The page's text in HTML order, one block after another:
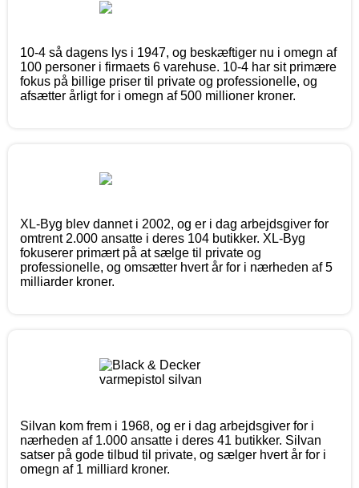
10-4 så dagens lys i 1947, og beskæftiger nu i omegn af
100 personer i firmaets 6 varehuse. 10-4 har sit primære
fokus på billige priser til private og professionelle, og
afsætter årligt for i omegn af 500 millioner kroner.
XL-Byg blev dannet i 2002, og er i dag arbejdsgiver for
omtrent 2.000 ansatte i deres 104 butikker. XL-Byg
fokuserer primært på at sælge til private og
professionelle, og omsætter hvert år for i nærheden af 5
milliarder kroner.
Silvan kom frem i 1968, og er i dag arbejdsgiver for i
nærheden af 1.000 ansatte i deres 41 butikker. Silvan
satser på gode tilbud til private, og sælger hvert år for i
omegn af 1 milliard kroner.